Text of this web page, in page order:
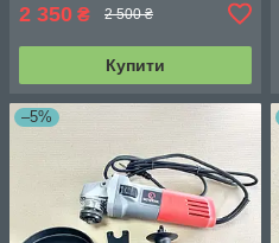
2 350 ₴ 2 500 ₴
Купити
–5%